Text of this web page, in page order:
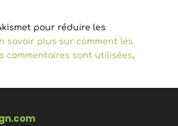
pour réduire les
savoir plus sur comment les
commentaires sont utilisées.